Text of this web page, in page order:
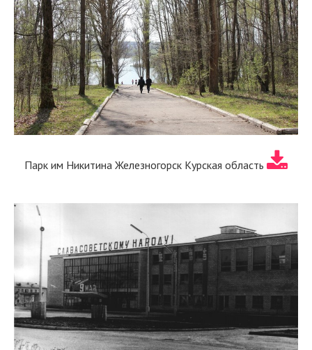
Парк им Никитина Железногорск Курская область